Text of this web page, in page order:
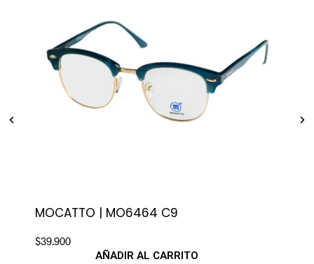
MOCATTO | MO6464 C9
$39.900
AÑADIR AL CARRITO